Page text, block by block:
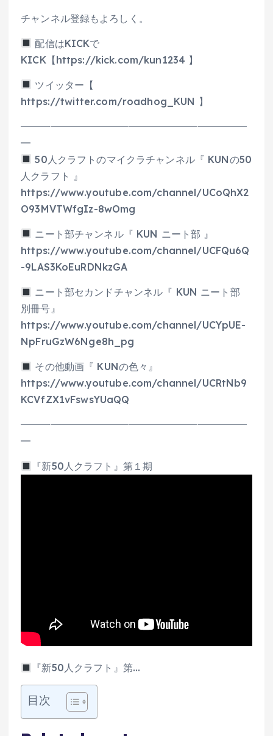
チャンネル登録もよろしく。
配信はKICKで
KICK【https://kick.com/kun1234 】
ツイッター【
https://twitter.com/roadhog_KUN 】
━━━━━━━━━━━━━━━━━━━━━━━
━
50人クラフトのマイクラチャンネル『 KUNの50
人クラフト 』
https://www.youtube.com/channel/UCoQhX2
O93MVTWfgIz-8wOmg
ニート部チャンネル『 KUN ニート部 』
https://www.youtube.com/channel/UCFQu6Q
-9LAS3KoEuRDNkzGA
ニート部セカンドチャンネル『 KUN ニート部
別冊号』
https://www.youtube.com/channel/UCYpUE-
NpFruGzW6Nge8h_pg
その他動画『 KUNの色々』
https://www.youtube.com/channel/UCRtNb9
KCVfZX1vFswsYUaQQ
━━━━━━━━━━━━━━━━━━━━━━━
━
『新50人クラフト』第１期
『新50人クラフト』第…
目次